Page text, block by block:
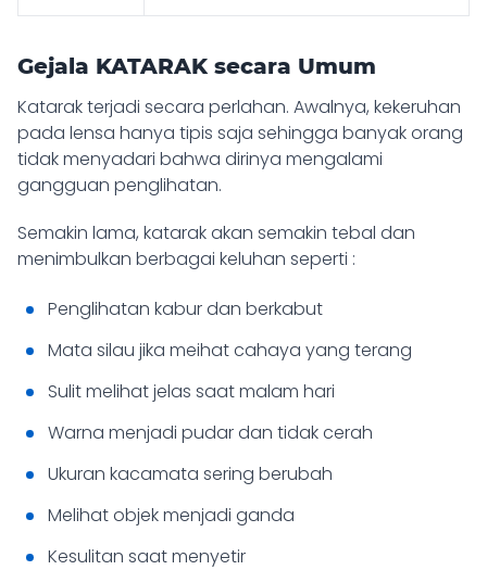
Gejala KATARAK secara Umum
Katarak terjadi secara perlahan. Awalnya, kekeruhan
pada lensa hanya tipis saja sehingga banyak orang
tidak menyadari bahwa dirinya mengalami
gangguan penglihatan.
Semakin lama, katarak akan semakin tebal dan
menimbulkan berbagai keluhan seperti :
Penglihatan kabur dan berkabut
Mata silau jika meihat cahaya yang terang
Sulit melihat jelas saat malam hari
Warna menjadi pudar dan tidak cerah
Ukuran kacamata sering berubah
Melihat objek menjadi ganda
Kesulitan saat menyetir